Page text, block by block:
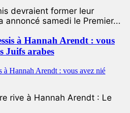
devraient former leur
annoncé samedi le Premier...
à Hannah Arendt : vous
Juifs arabes
rive à Hannah Arendt : Le